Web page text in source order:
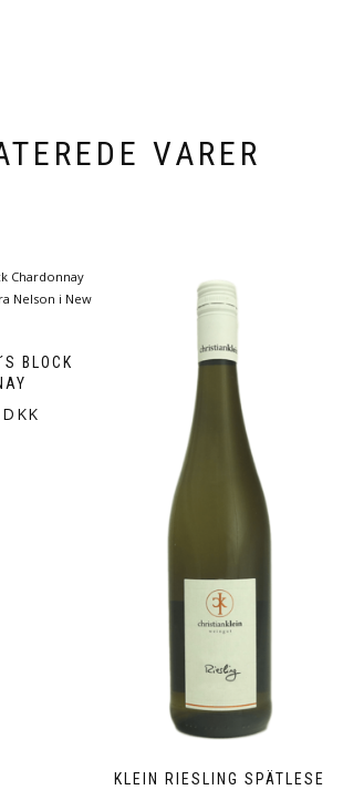
VARER
BLOCK
KLEIN RIESLING SPÄTLESE